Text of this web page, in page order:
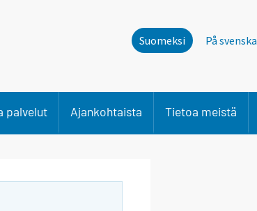
Suomeksi På svenska
palvelut Ajankohtaista Tietoa meistä